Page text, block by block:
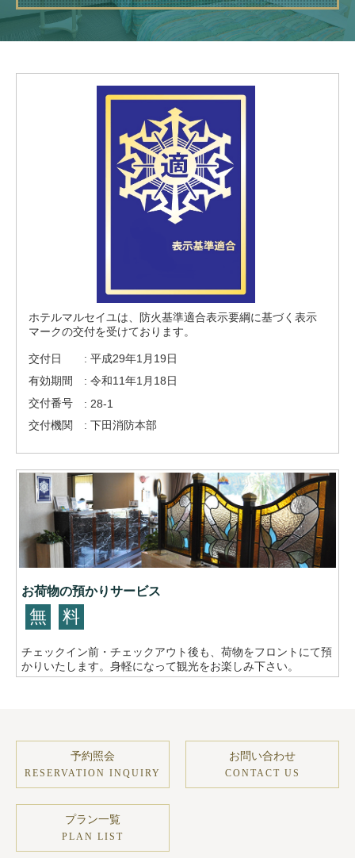
ホテルマルセイユは、防火基準適合表示要綱に基づく表示
マークの交付を受けております。
交付日
: 平成29年1月19日
有効期間
: 令和11年1月18日
交付番号
: 28-1
交付機関
: 下田消防本部
お荷物の預かりサービス
無 料
チェックイン前・チェックアウト後も、荷物をフロントにて預
かりいたします。身軽になって観光をお楽しみ下さい。
予約照会
RESERVATION INQUIRY
お問い合わせ
CONTACT US
プラン一覧
PLAN LIST